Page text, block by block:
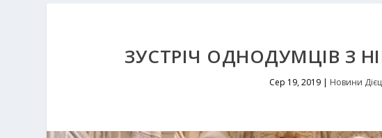
ЗУСТРІЧ ОДНОДУМЦІВ З
Сер 19, 2019| Новини